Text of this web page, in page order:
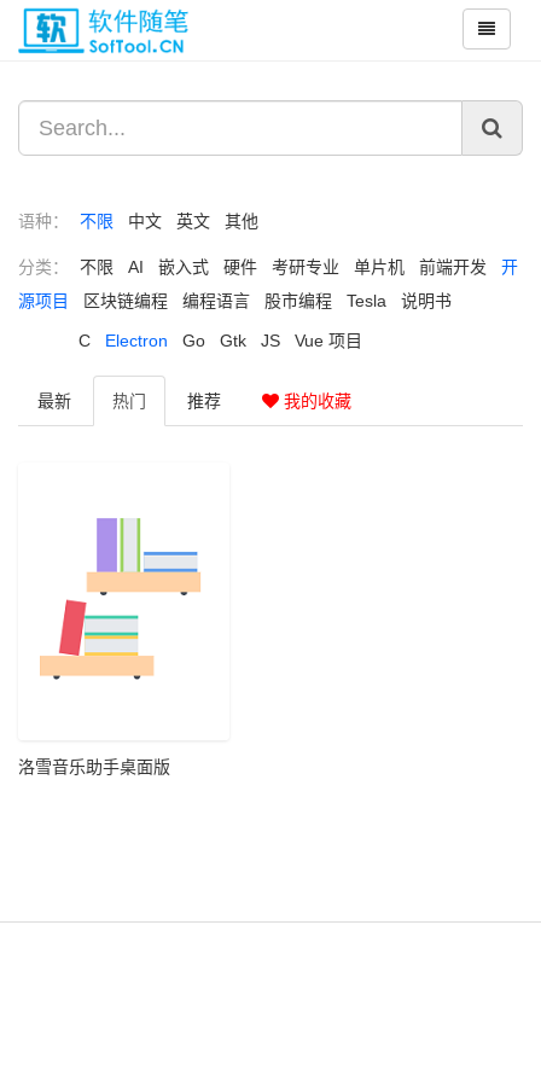
语种： 不限 中文 英文 其他
分类： 不限 AI 嵌入式 硬件 考研专业 单片机 前端开发
开
源项目
区块链编程 编程语言 股市编程 Tesla 说明书
C Electron Go Gtk JS Vue 项目
最新 热门 推荐 我的收藏
洛雪音乐助手桌面版